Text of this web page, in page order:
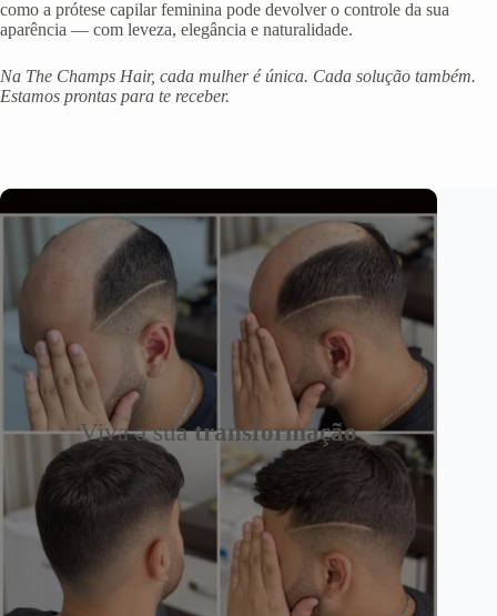
como a prótese capilar feminina pode devolver o controle da sua
aparência — com leveza, elegância e naturalidade.
Na The Champs Hair, cada mulher é única. Cada solução também.
Estamos prontas para te receber.
Viva a suatransformação